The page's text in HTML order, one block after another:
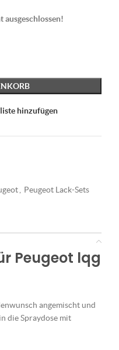
ausgeschlossen!
hinzufügen
, Peugeot Lack-Sets
Peugeot lqg
angemischt und
die Spraydose mit